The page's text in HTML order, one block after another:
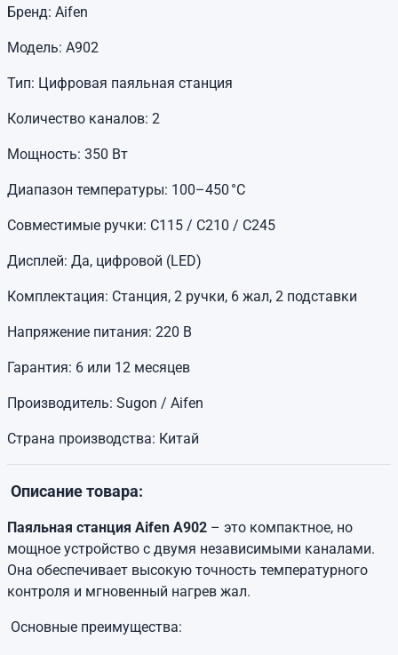
Бренд: Aifen
Модель: A902
Тип: Цифровая паяльная станция
Количество каналов: 2
Мощность: 350 Вт
Диапазон температуры: 100–450 °C
Совместимые ручки: C115 / C210 / C245
Дисплей: Да, цифровой (LED)
Комплектация: Станция, 2 ручки, 6 жал, 2 подставки
Напряжение питания: 220 В
Гарантия: 6 или 12 месяцев
Производитель: Sugon / Aifen
Страна производства: Китай
Описание товара:
Паяльная станция Aifen A902 – это компактное, но
мощное устройство с двумя независимыми каналами.
Она обеспечивает высокую точность температурного
контроля и мгновенный нагрев жал.
Основные преимущества: